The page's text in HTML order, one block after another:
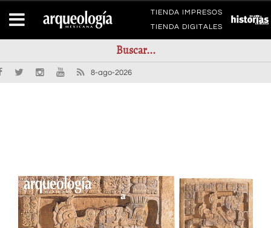
TIENDA IMPRESOS
TIENDA DIGITALES
8-ago-2026